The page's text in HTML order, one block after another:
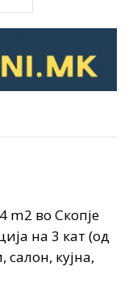
m2 во Скопје
на 3 кат (од
салон, кујна,